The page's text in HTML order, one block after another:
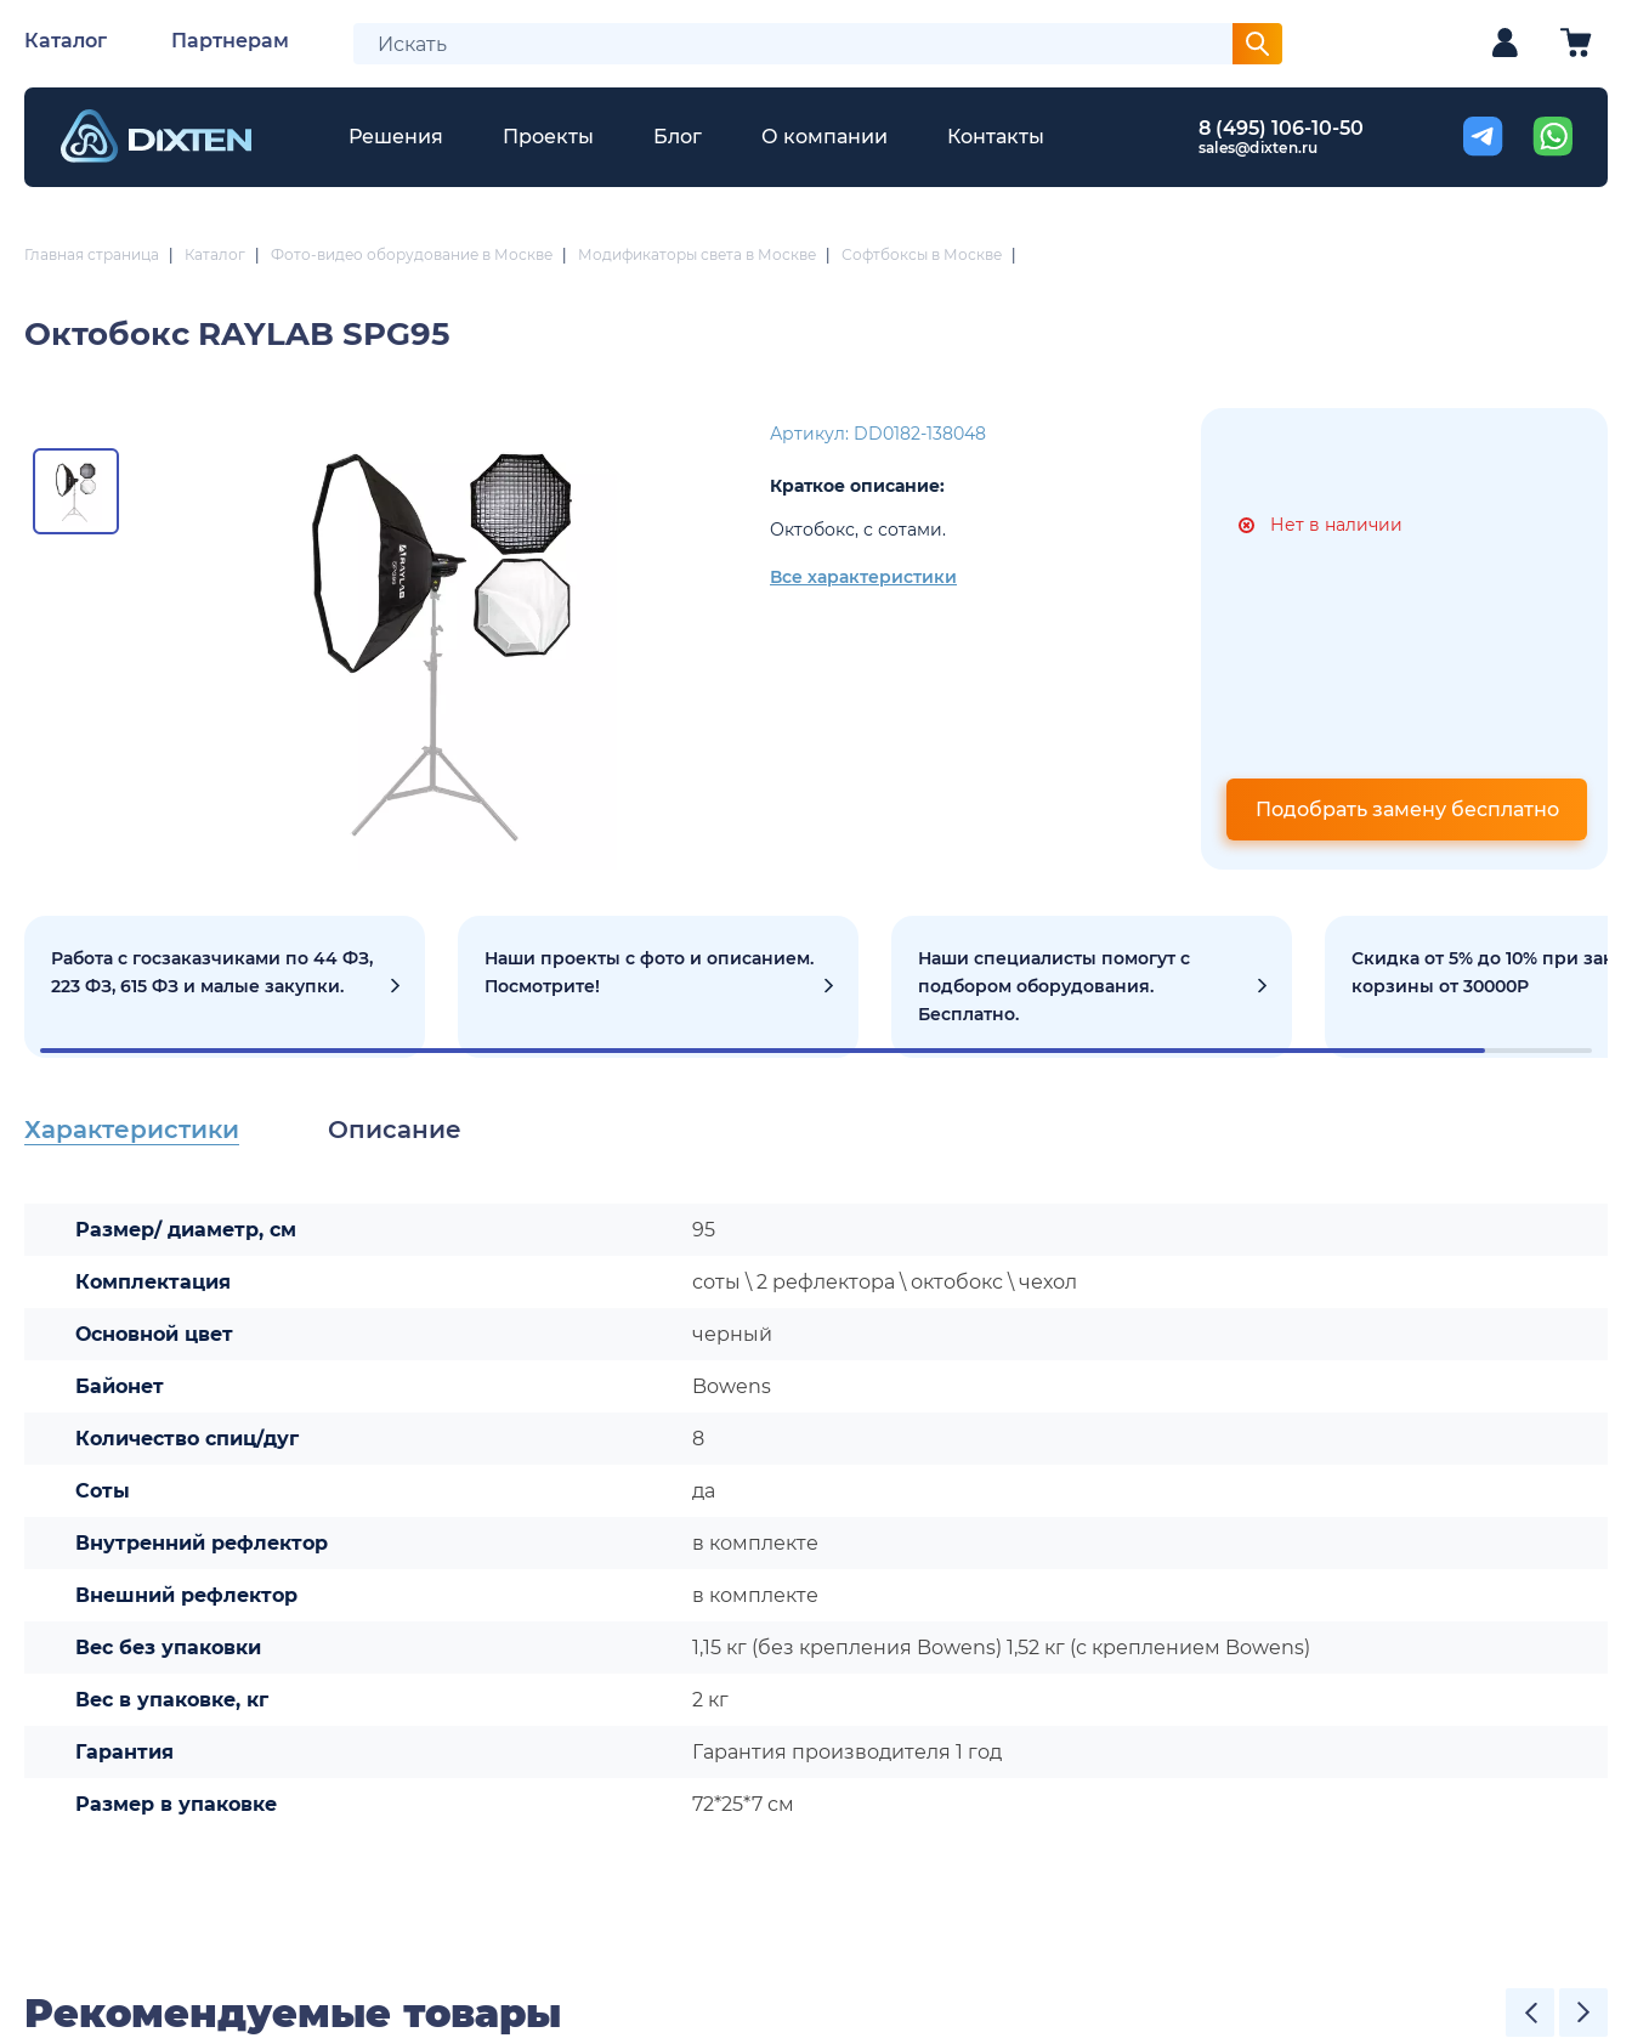
Каталог Партнерам
Решения Проекты Блог О компании Контакты 8 (495) 106-10-50
sales@dixten.ru
Главная страница Каталог Фото-видео оборудование в Москве Модификаторы света в Москве Софтбоксы в Москве
Октобокс RAYLAB SPG95
Артикул: DD0182-138048
Краткое описание:
Октобокс, с сотами.
Все характеристики
Нет в наличии
Подобрать замену бесплатно
Работа с госзаказчиками по 44 ФЗ,
223 ФЗ, 615 ФЗ и малые закупки.
Наши проекты с фото и описанием.
Посмотрите!
Наши специалисты помогут с
подбором оборудования.
Бесплатно.
Скидка от 5% до 10% при
корзины от 30000Р
Характеристики Описание
Размер/ диаметр, см 95
Комплектация соты \ 2 рефлектора \ октобокс \ чехол
Основной цвет черный
Байонет Bowens
Количество спиц/дуг 8
Соты да
Внутренний рефлектор в комплекте
Внешний рефлектор в комплекте
Вес без упаковки 1,15 кг (без крепления Bowens) 1,52 кг (с креплением Bowens)
Вес в упаковке, кг 2 кг
Гарантия Гарантия производителя 1 год
Размер в упаковке 72*25*7 см
Рекомендуемые товары